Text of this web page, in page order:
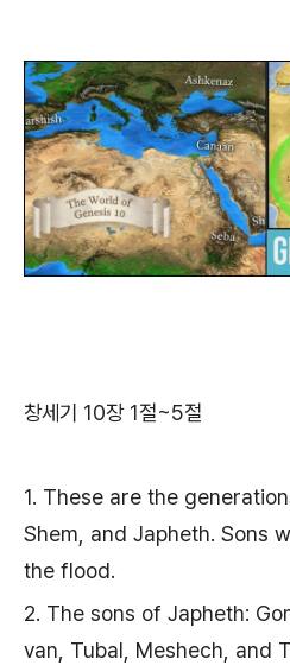
창세기 10장 1절~5절
1. These are the
Shem, and Japheth. Sons
the flood.
2. The sons of Japheth:
van, Tubal, Meshech, and